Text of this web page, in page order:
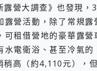
露營大調查》也發現，
露營活動，除了常規露
可租借營地的豪華露營
水電衛浴、甚至冷氣的
稍高（約4,110元），